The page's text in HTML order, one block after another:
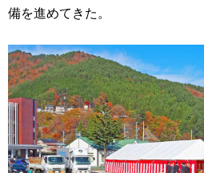
備を進めてきた。